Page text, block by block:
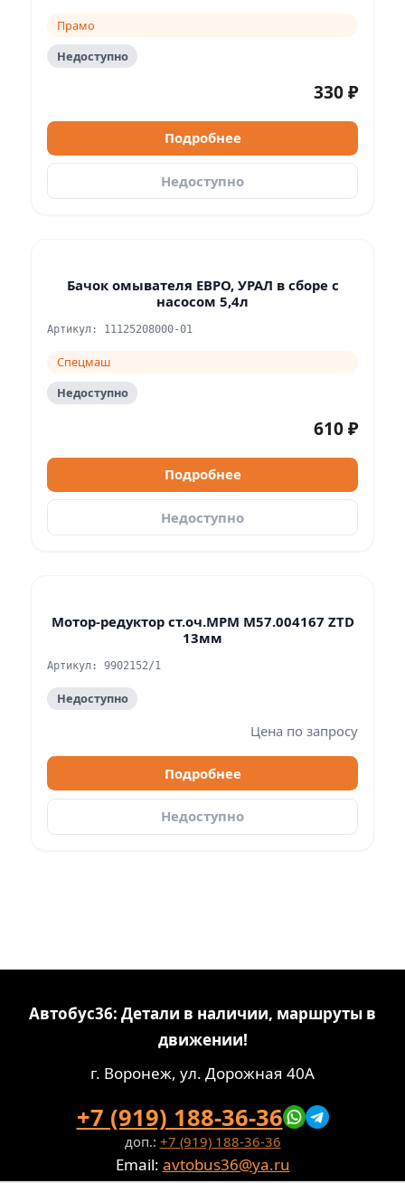
Прамо
Недоступно
330 ₽
Подробнее
Недоступно
Бачок омывателя ЕВРО, УРАЛ в сборе с
насосом 5,4л
Артикул: 11125208000-01
Спецмаш
Недоступно
610 ₽
Подробнее
Недоступно
Мотор-редуктор ст.оч.МРМ М57.004167 ZTD
13мм
Артикул: 9902152/1
Недоступно
Цена по запросу
Подробнее
Недоступно
Автобус36: Детали в наличии, маршруты в
движении!
г. Воронеж, ул. Дорожная 40А
+7 (919) 188-36-36
доп.: +7 (919) 188-36-36
Email: avtobus36@ya.ru